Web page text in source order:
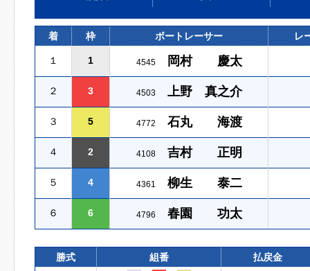
着 枠 ボートレーサー レ
１ 1 4545 岡村 慶太
２ 3 4503 上野 真之介
３ 5 4772 石丸 海渡
４ 2 4108 吉村 正明
５ 4 4361 柳生 泰二
６ 6 4796 春園 功太
勝式 組番 払戻金